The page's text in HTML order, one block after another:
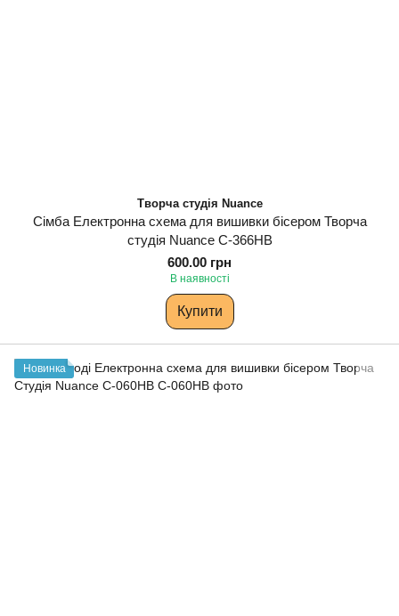
Творча студія Nuance
Сімба Електронна схема для вишивки бісером Творча
студія Nuance С-366НВ
600.00 грн
В наявності
Купити
Новинка